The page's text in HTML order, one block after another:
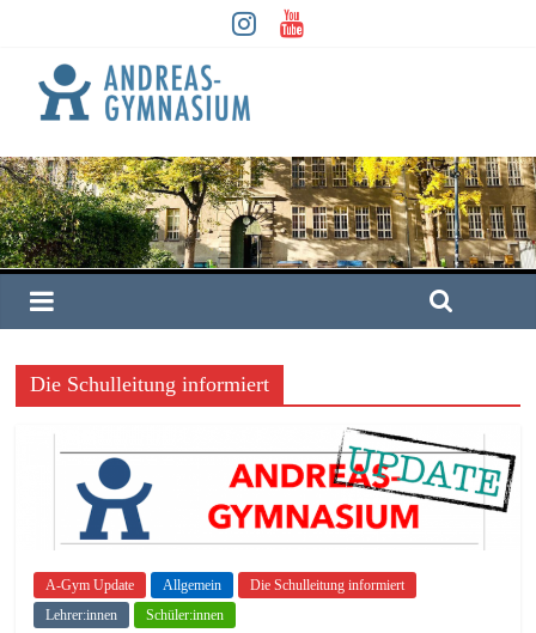
Die Schulleitung informiert
A-Gym Update Allgemein
Die Schulleitung informiert
Lehrer:innen
Schüler:innen